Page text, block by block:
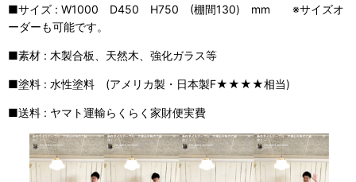
■サイズ : W1000 D450 H750 (棚間130) mm ※サイズオ
ーダーも可能です。
■素材 : 木製合板、天然木、強化ガラス等
■塗料 : 水性塗料 (アメリカ製・日本製F★★★★相当)
■送料 : ヤマト運輸らくらく家財便実費